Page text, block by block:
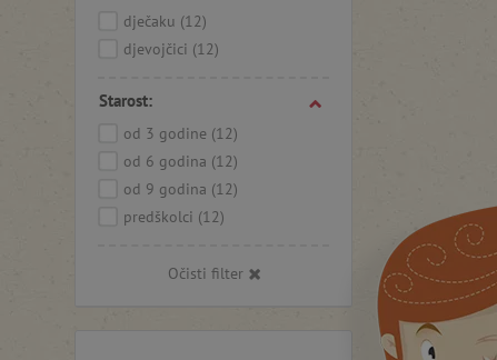
dječaku (12)
djevojčici (12)
Starost:
od 3 godine (12)
od 6 godina (12)
od 9 godina (12)
predškolci (12)
Očisti filter